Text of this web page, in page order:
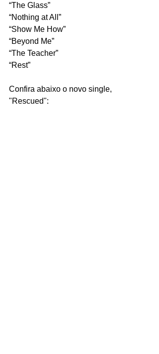
“The Glass”
“Nothing at All”
“Show Me How”
“Beyond Me”
“The Teacher”
“Rest”
Confira abaixo o novo single,
"Rescued":